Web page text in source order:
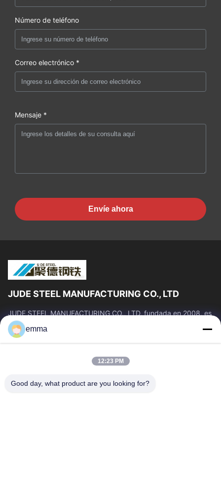
Número de teléfono
Correo electrónico *
Mensaje *
Envíe ahora
JUDE STEEL MANUFACTURING CO., LTD
JUDE STEEL MANUFACTURING CO., LTD, fundada en 2008, es
un fabricante y proveedor profesional de tubos de acero sin
costura y aleaciones de titanio...
Vínculos Rápidos
Productos
Sobre Nosotros
Visita A La Fábrica
emma
12:23 PM
Good day, what product are you looking for?